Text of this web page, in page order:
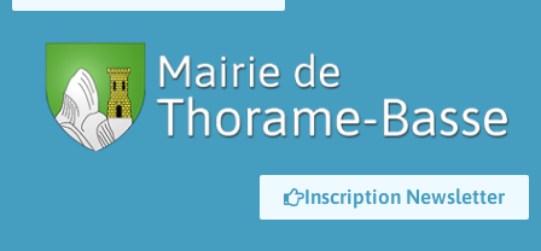
Inscription Newsletter